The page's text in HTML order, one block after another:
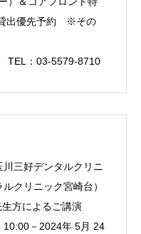
出優先予約 ※その
TEL：03-5579-8710
川三好デンタルクリニ
クリニック宮崎台）
生方によるご講演
－2024年 5月 24